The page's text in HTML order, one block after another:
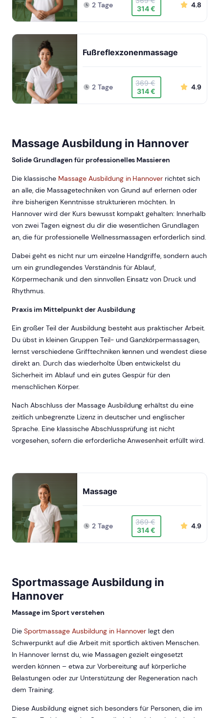
2 Tage
314 €
4.8
Fußreflexzonenmassage
2 Tage
369 €
314 €
4.9
Massage Ausbildung in Hannover
Solide Grundlagen für professionelles Massieren
Die klassische Massage Ausbildung in Hannover richtet sich
an alle, die Massagetechniken von Grund auf erlernen oder
ihre bisherigen Kenntnisse strukturieren möchten. In
Hannover wird der Kurs bewusst kompakt gehalten: Innerhalb
von zwei Tagen eignest du dir die wesentlichen Grundlagen
an, die für professionelle Wellnessmassagen erforderlich sind.
Dabei geht es nicht nur um einzelne Handgriffe, sondern auch
um ein grundlegendes Verständnis für Ablauf,
Körpermechanik und den sinnvollen Einsatz von Druck und
Rhythmus.
Praxis im Mittelpunkt der Ausbildung
Ein großer Teil der Ausbildung besteht aus praktischer Arbeit.
Du übst in kleinen Gruppen Teil- und Ganzkörpermassagen,
lernst verschiedene Grifftechniken kennen und wendest diese
direkt an. Durch das wiederholte Üben entwickelst du
Sicherheit im Ablauf und ein gutes Gespür für den
menschlichen Körper.
Nach Abschluss der Massage Ausbildung erhältst du eine
zeitlich unbegrenzte Lizenz in deutscher und englischer
Sprache. Eine klassische Abschlussprüfung ist nicht
vorgesehen, sofern die erforderliche Anwesenheit erfüllt wird.
Massage
2 Tage
369 €
314 €
4.9
Sportmassage Ausbildung in
Hannover
Massage im Sport verstehen
Die Sportmassage Ausbildung in Hannover legt den
Schwerpunkt auf die Arbeit mit sportlich aktiven Menschen.
In Hannover lernst du, wie Massagen gezielt eingesetzt
werden können – etwa zur Vorbereitung auf körperliche
Belastungen oder zur Unterstützung der Regeneration nach
dem Training.
Diese Ausbildung eignet sich besonders für Personen, die im